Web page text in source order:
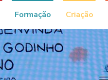
Formação Criação